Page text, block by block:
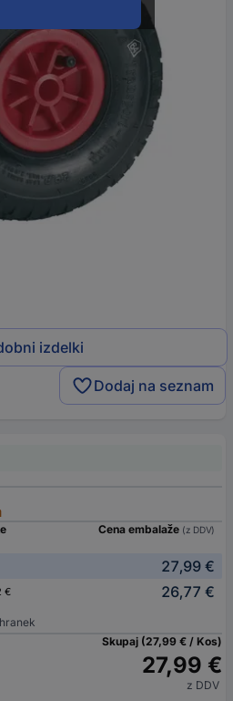
izdelki
Dodaj na seznam
Cena embalaže (z DDV)
27,99 €
€ 26,77 €
Skupaj (27,99 € / Kos)
27,99 €
z DDV